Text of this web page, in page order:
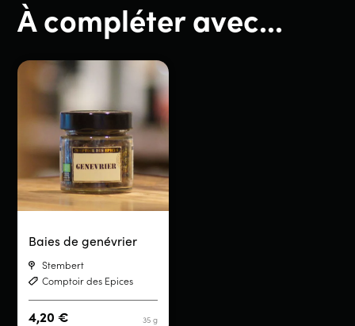
À compléter avec...
Baies de genévrier
Stembert
Comptoir des Epices
35 g
4,20€